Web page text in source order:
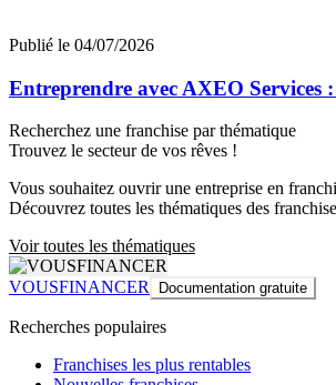
Publié le 04/07/2026
Entreprendre avec AXEO Services
Recherchez une franchise par thématique
Trouvez le secteur de vos rêves !
Vous souhaitez ouvrir une entreprise en
Découvrez toutes les thématiques des
Voir toutes les thématiques
VOUSFINANCER Documentation gratuite
Recherches populaires
Franchises les plus rentables